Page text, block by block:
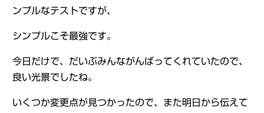
ンプルなテストですが、
シンプルこそ最強です。
今日だけで、だいぶみんながんばってくれていたので、
良い光景でしたね。
いくつか変更点が見つかったので、また明日から伝えて